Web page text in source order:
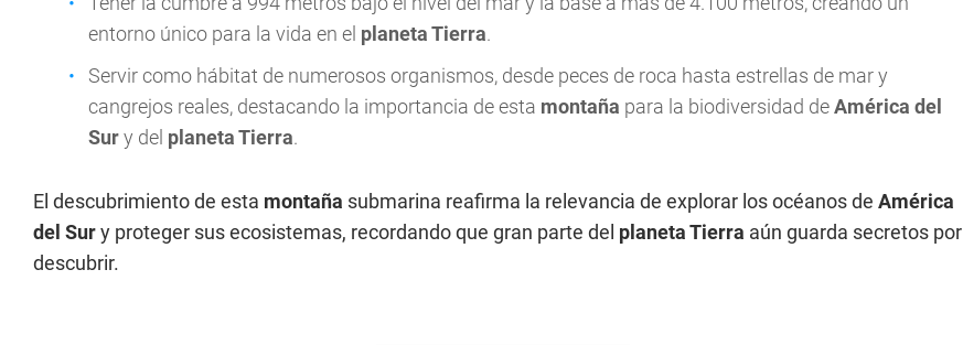
entorno único para la vida en el planeta Tierra.
Servir como hábitat de numerosos organismos, desde peces de roca hasta estrellas de mar y
cangrejos reales, destacando la importancia de esta montaña para la biodiversidad deAmérica del
Sury del planeta Tierra.
El descubrimiento de esta montaña submarina reafirma la relevancia de explorar los océanos de América
del Sury proteger sus ecosistemas, recordando que gran parte del planeta Tierra aún guarda secretos por
descubrir.